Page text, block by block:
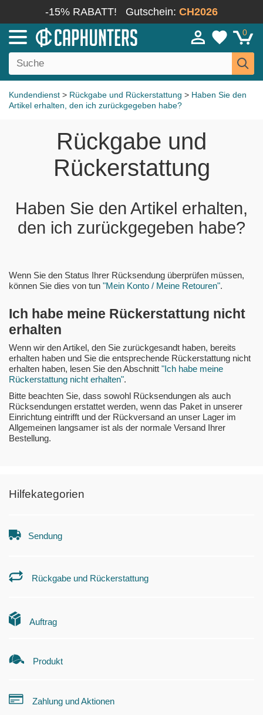
-15% RABATT! Gutschein: CH2026
0
Kundendienst > Rückgabe und Rückerstattung > Haben Sie den
Artikel erhalten, den ich zurückgegeben habe?
Rückgabe und
Rückerstattung
Haben Sie den Artikel erhalten,
den ich zurückgegeben habe?
Wenn Sie den Status Ihrer Rücksendung überprüfen müssen,
können Sie dies von tun "Mein Konto / Meine Retouren".
Ich habe meine Rückerstattung nicht
erhalten
Wenn wir den Artikel, den Sie zurückgesandt haben, bereits
erhalten haben und Sie die entsprechende Rückerstattung nicht
erhalten haben, lesen Sie den Abschnitt "Ich habe meine
Rückerstattung nicht erhalten".
Bitte beachten Sie, dass sowohl Rücksendungen als auch
Rücksendungen erstattet werden, wenn das Paket in unserer
Einrichtung eintrifft und der Rückversand an unser Lager im
Allgemeinen langsamer ist als der normale Versand Ihrer
Bestellung.
Hilfekategorien
Sendung
Rückgabe und Rückerstattung
Auftrag
Produkt
Zahlung und Aktionen